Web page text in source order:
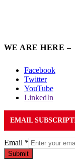
WE ARE HERE –
Facebook
Twitter
YouTube
LinkedIn
EMAIL
Email *
Submit